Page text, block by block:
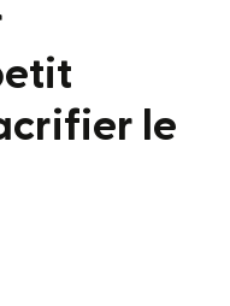
le